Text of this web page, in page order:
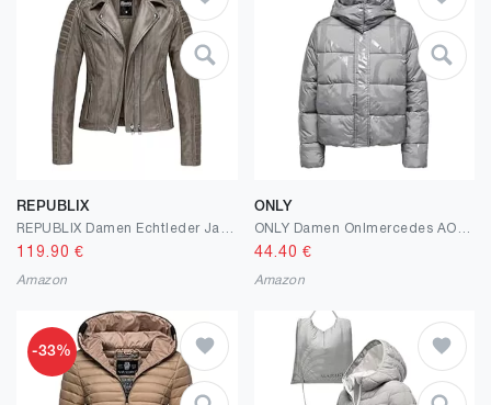
REPUBLIX
119.90 €
Amazon
ONLY
44.40 €
Amazon
-33%